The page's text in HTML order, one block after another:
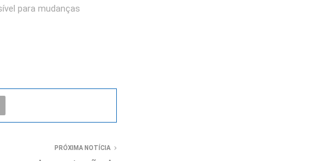
para mudanças
PRÓXIMA NOTÍCIA